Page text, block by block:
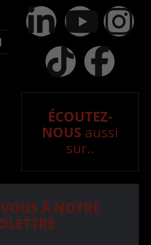
ÉCOUTEZ-
NOUS aussi
sur..
À NOTRE